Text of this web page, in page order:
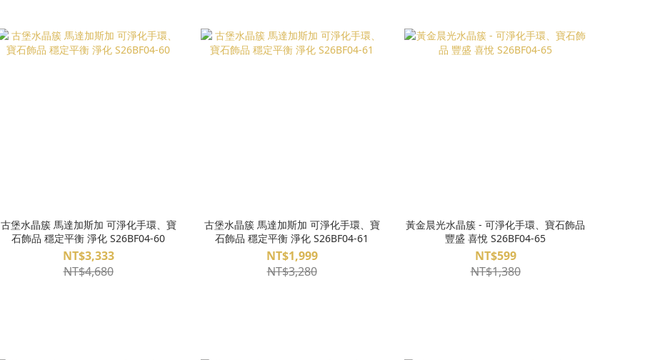
古堡水晶簇 馬達加斯加 可淨化手環、寶
石飾品 穩定平衡 淨化 S26BF04-60
NT$3,333
NT$4,680
古堡水晶簇 馬達加斯加 可淨化手環、寶
石飾品 穩定平衡 淨化 S26BF04-61
NT$1,999
NT$3,280
黃金晨光水晶簇 - 可淨化手環、寶石飾品
豐盛 喜悅 S26BF04-65
NT$599
NT$1,380